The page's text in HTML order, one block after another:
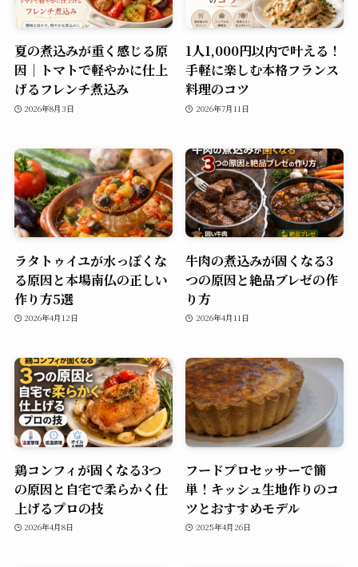
夏の煮込みが重く感じる原
因｜トマトで軽やかに仕上
げるフレンチ煮込み
2026年8月3日
1人1,000円以内で叶える！
手軽に楽しむ本格フランス
料理のコツ
2026年7月11日
ラタトゥイユが水っぽくな
る原因と本場南仏の正しい
作り方5選
2026年4月12日
牛肉の煮込みが固くなる3
つの原因と絶品ブレゼの作
り方
2026年4月11日
鶏コンフィが固くなる3つ
の原因と自宅で柔らかく仕
上げるプロの技
2026年4月8日
フードプロセッサーで簡
単！キッシュ生地作りのコ
ツとおすすめモデル
2025年4月26日